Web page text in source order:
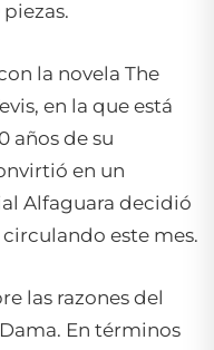
la novela The
en la que está
años de su
en un
Alfaguara decidió
este mes.
las razones del
. En términos